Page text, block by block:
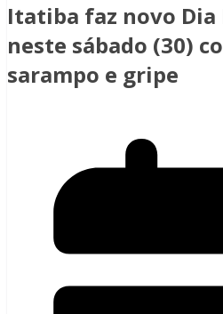
Itatiba faz novo Dia
neste sábado (30)
sarampo e gripe